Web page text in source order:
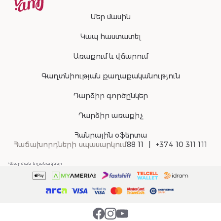
Մեր մասին
Կապ հաստատել
Առաքում և վճարում
Գաղտնիության քաղաքականություն
Դարձիր գործընկեր
Դարձիր առաքիչ
Հանրային օֆերտա
Հաճախորդների սպասարկում88 11 +374 10 311 111
Վճարման եղանակներ